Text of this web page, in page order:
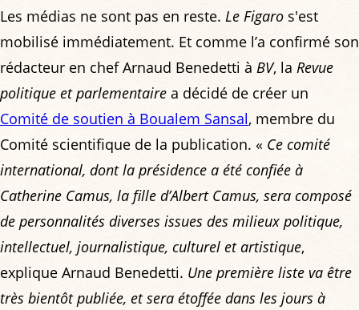
Les médias ne sont pas en reste. Le Figaro s'est
mobilisé immédiatement. Et comme l’a confirmé son
rédacteur en chef Arnaud Benedetti à BV, la Revue
politique et parlementaire a décidé de créer un
Comité de soutien à Boualem Sansal, membre du
Comité scientifique de la publication. « Ce comité
international, dont la présidence a été confiée à
Catherine Camus, la fille d’Albert Camus, sera composé
de personnalités diverses issues des milieux politique,
intellectuel, journalistique, culturel et artistique,
explique Arnaud Benedetti. Une première liste va être
très bientôt publiée, et sera étoffée dans les jours à